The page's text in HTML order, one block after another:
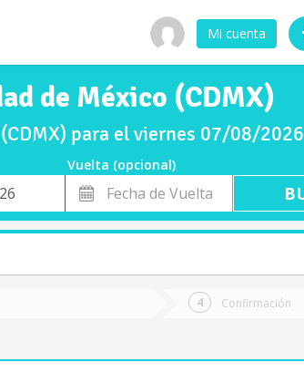
Mi cuenta
de México (CDMX)
para el viernes 07/08/2026
Vuelta (opcional)
Fecha
de
Vuelta
Confirmación